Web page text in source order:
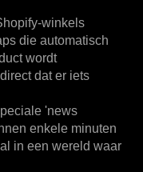
winkels
die automatisch
wordt
dat er iets
'news
enkele minuten
in een wereld waar